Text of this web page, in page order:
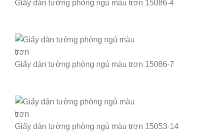
Giấy dán tường phòng ngủ màu trơn 15086-4
Giấy dán tường phòng ngủ màu trơn 15086-7
Giấy dán tường phòng ngủ màu trơn 15053-14